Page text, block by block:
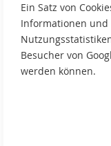
Zum
Anfang
der
springen
Ein Satz von
Informationen und
Besucher von
werden können.